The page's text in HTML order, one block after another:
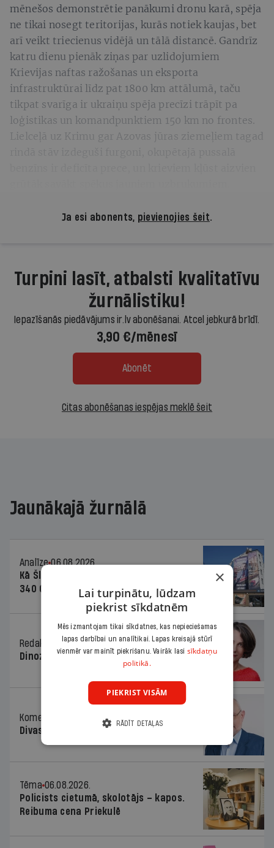
mēnešos demonstrētie panākumi dronu karā, spēja
ne tikai nosegt teritorijas, kurās notiek kaujas, bet
arī veikt triecienus vidējā un tālā distancē. Gandrīz
katru dienu pienāk ziņas par uzlidojumiem
Krievijas naftas ražošanas un eksporta
infrastruktūrai līdz pat 1800 km attālumā, taču
tikpat svarīga ir ukraiņu spēja precīzi trāpīt pa
loģistikas un komandpunktiem 150 km no frontes.
Lielceļā uz Krimu gar Azovas jūras ziemeļiem tagad
Ja esi abonents, pievienojies šeit.
Turpini lasīt, atbalsti kvalitatīvu
žurnālistiku!
Iepazīšanās piedāvājums ir.lv abonēšanai. Atcel jebkurā brīdī.
3,90 €/mēnesī
Abonēt
Citas abonēšanas iespējas meklē šeit
Jaunākajā žurnālā
Analīze 06.08.2026.
Kā Šlesera partija palika nesodīta par
340 000 vērtu reklāmas kampaņu
Redaktores sleja 06.08.2026.
Dinozaura triks
Komentārs
06.08.2026.
Divas koalīcijas
Tēma 06.08.2026.
Policists cietumā, skolotājs – kapos.
Reibuma cena Priekulē
×
Lai turpinātu, lūdzam
piekrist sīkdatnēm
Mēs izmantojam tikai sīkdatnes, kas nepieciešamas
lapas darbībai un analītikai. Lapas kreisajā stūrī
vienmēr var mainīt piekrišanu. Vairāk lasi sīkdatņu
politikā.
PIEKRIST VISĀM
RĀDĪT DETAĻAS